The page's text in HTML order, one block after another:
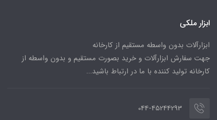
ابزار ملکی
ابزارآلات بدون واسطه مستقیم از کارخانه
جهت سفارش ابزارآلات و خرید بصورت مستقیم و بدون واسطه از
کارخانه تولید کننده با ما در ارتباط باشید...
044-45244293